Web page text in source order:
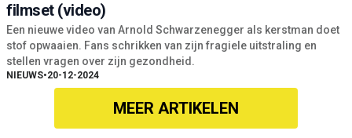
filmset (video)
Een nieuwe video van Arnold Schwarzenegger als kerstman doet
stof opwaaien. Fans schrikken van zijn fragiele uitstraling en
stellen vragen over zijn gezondheid.
NIEUWS•20-12-2024
MEER ARTIKELEN